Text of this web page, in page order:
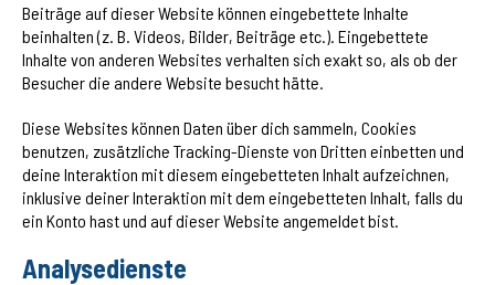
Beiträge auf dieser Website können eingebettete Inhalte
beinhalten (z. B. Videos, Bilder, Beiträge etc.). Eingebettete
Inhalte von anderen Websites verhalten sich exakt so, als ob der
Besucher die andere Website besucht hätte.
Diese Websites können Daten über dich sammeln, Cookies
benutzen, zusätzliche Tracking-Dienste von Dritten einbetten und
deine Interaktion mit diesem eingebetteten Inhalt aufzeichnen,
inklusive deiner Interaktion mit dem eingebetteten Inhalt, falls du
ein Konto hast und auf dieser Website angemeldet bist.
Analysedienste